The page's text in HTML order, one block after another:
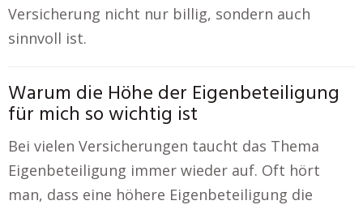
Versicherung nicht nur billig, sondern auch
sinnvoll ist.
Warum die Höhe der Eigenbeteiligung
für mich so wichtig ist
Bei vielen Versicherungen taucht das Thema
Eigenbeteiligung immer wieder auf. Oft hört
man, dass eine höhere Eigenbeteiligung die